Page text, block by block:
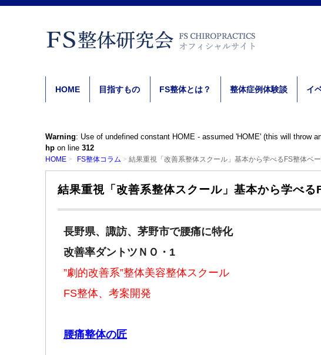
HOME 目指すもの FS整体とは？ 整体症例体験談 イ
Warning: Use of undefined constant HOME - assumed 'HOME' (this will throw
hp on line 312
HOME FS整体コラム 結果重視「改善系整体スクール」基本から学べるFS整体ベ
結果重視「改善系整体スクール」基本から学べる
長野県、諏訪、茅野市で腰痛に特化
改善率ダントツＮＯ・1
”劇的改善系”整体美容整体スクール
FS整体、考案開発
腰痛整体の匠